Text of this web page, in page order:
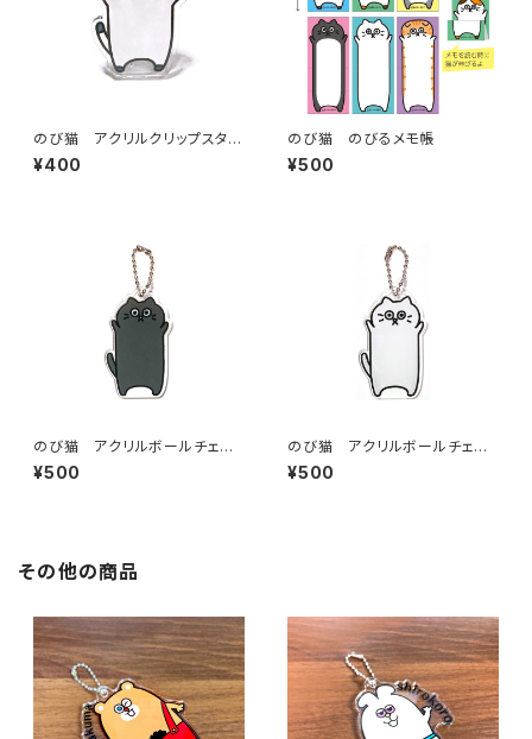
のび猫 アクリルクリップスタン
ド（ハチワレ）
¥400
のび猫 のびるメモ帳
¥500
のび猫 アクリルボールチェー
ン（くろ猫）
¥500
のび猫 アクリルボールチェー
ン（しろ猫）
¥500
その他の商品